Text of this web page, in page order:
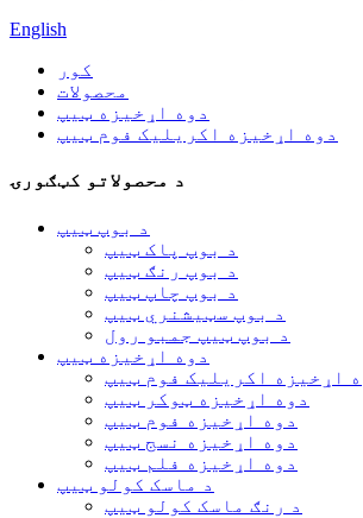
English
کور
محصولات
دوه اړخیزه ټیپ
دوه اړخیزه اکریلیک فوم ټیپ
د محصولاتو کټګورۍ
د بوپ ټیپ
د بوپ پاک ټیپ
د بوپ رنګ ټیپ
د بوپ چاپ ټیپ
د بوپ سټیشنري ټیپ
د بوپ ټیپ جمبو رول
دوه اړخیزه ټیپ
اړخیزه اکریلیک فوم ټیپ
دوه اړخیزه ټوکر ټیپ
دوه اړخیزه فوم ټیپ
دوه اړخیزه نسج ټیپ
دوه اړخیزه فلم ټیپ
د ماسک کولو ټیپ
د رنګ ماسک کولو ټیپ